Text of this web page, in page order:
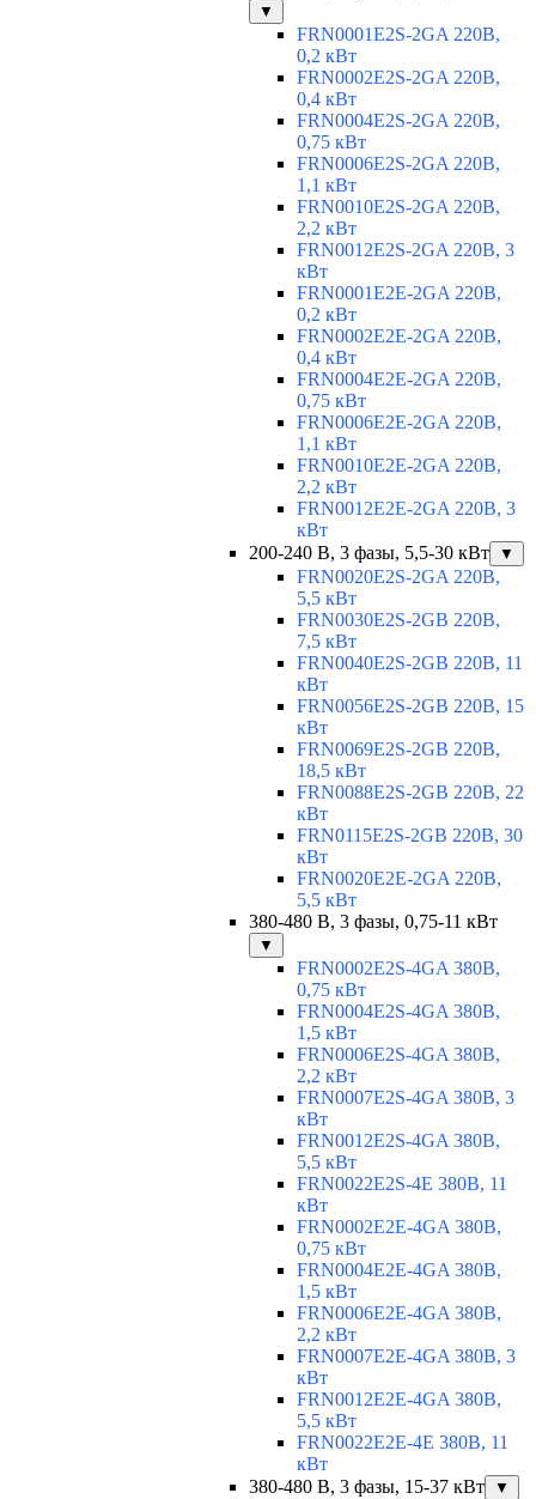
▼
FRN0001E2S-2GA 220В,
0,2 кВт
FRN0002E2S-2GA 220В,
0,4 кВт
FRN0004E2S-2GA 220В,
0,75 кВт
FRN0006E2S-2GA 220В,
1,1 кВт
FRN0010E2S-2GA 220В,
2,2 кВт
FRN0012E2S-2GA 220В, 3
кВт
FRN0001E2E-2GA 220В,
0,2 кВт
FRN0002E2E-2GA 220В,
0,4 кВт
FRN0004E2E-2GA 220В,
0,75 кВт
FRN0006E2E-2GA 220В,
1,1 кВт
FRN0010E2E-2GA 220В,
2,2 кВт
FRN0012E2E-2GA 220В, 3
кВт
200-240 В, 3 фазы, 5,5-30 кВт
▼
FRN0020E2S-2GA 220В,
5,5 кВт
FRN0030E2S-2GB 220В,
7,5 кВт
FRN0040E2S-2GB 220В, 11
кВт
FRN0056E2S-2GB 220В, 15
кВт
FRN0069E2S-2GB 220В,
18,5 кВт
FRN0088E2S-2GB 220В, 22
кВт
FRN0115E2S-2GB 220В, 30
кВт
FRN0020E2E-2GA 220В,
5,5 кВт
380-480 В, 3 фазы, 0,75-11 кВт
▼
FRN0002E2S-4GA 380В,
0,75 кВт
FRN0004E2S-4GA 380В,
1,5 кВт
FRN0006E2S-4GA 380В,
2,2 кВт
FRN0007E2S-4GA 380В, 3
кВт
FRN0012E2S-4GA 380В,
5,5 кВт
FRN0022E2S-4E 380В, 11
кВт
FRN0002E2E-4GA 380В,
0,75 кВт
FRN0004E2E-4GA 380В,
1,5 кВт
FRN0006E2E-4GA 380В,
2,2 кВт
FRN0007E2E-4GA 380В, 3
кВт
FRN0012E2E-4GA 380В,
5,5 кВт
FRN0022E2E-4E 380В, 11
кВт
380-480 В, 3 фазы, 15-37 кВт
▼